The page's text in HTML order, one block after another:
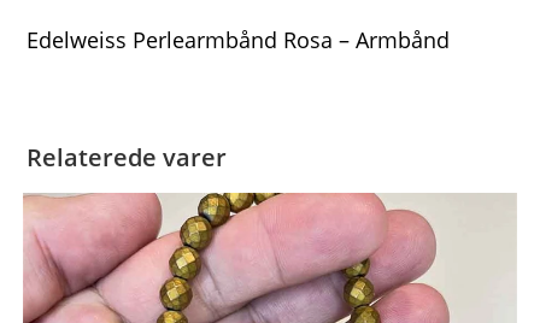
Edelweiss Perlearmbånd Rosa – Armbånd
Relaterede varer